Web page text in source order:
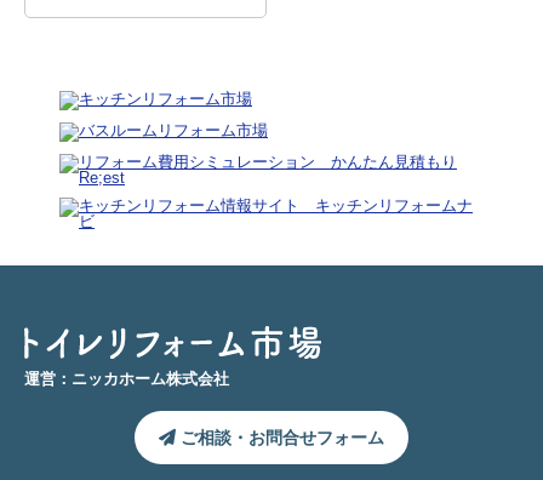
運営：ニッカホーム株式会社
ご相談・お問合せフォーム